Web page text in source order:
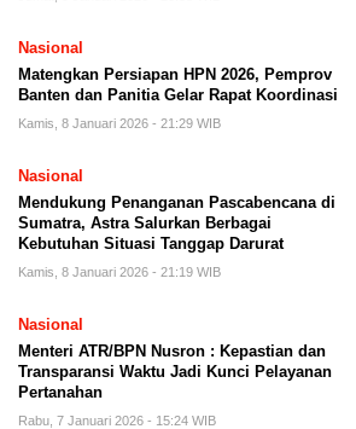
Nasional
Matengkan Persiapan HPN 2026, Pemprov
Banten dan Panitia Gelar Rapat Koordinasi
Kamis, 8 Januari 2026 - 21:29 WIB
Nasional
Mendukung Penanganan Pascabencana di
Sumatra, Astra Salurkan Berbagai
Kebutuhan Situasi Tanggap Darurat
Kamis, 8 Januari 2026 - 21:19 WIB
Nasional
Menteri ATR/BPN Nusron : Kepastian dan
Transparansi Waktu Jadi Kunci Pelayanan
Pertanahan
Rabu, 7 Januari 2026 - 15:24 WIB